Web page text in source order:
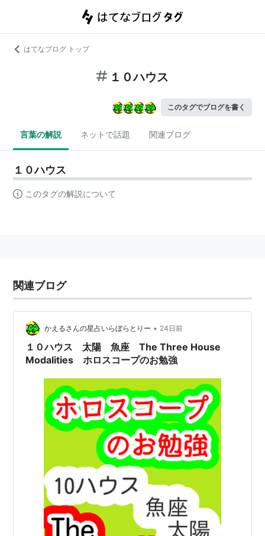
はてなブログ トップ
１０ハウス
このタグでブログを書く
言葉の解説 ネットで話題 関連ブログ
１０ハウス
このタグの解説について
関連ブログ
かえるさんの星占いらぼらとりー • 24日前
１０ハウス 太陽 魚座 The Three House
Modalities ホロスコープのお勉強